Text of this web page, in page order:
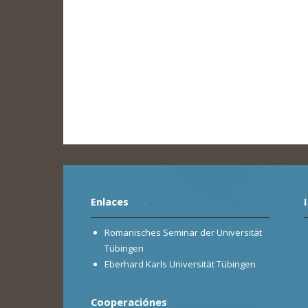
Enlaces
Romanisches Seminar der Universität
Tübingen
Eberhard Karls Universität Tübingen
Cooperaciónes